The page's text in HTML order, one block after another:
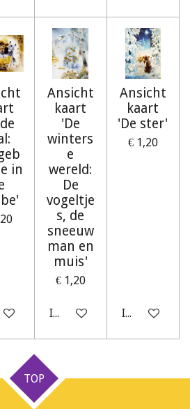
in
Ansicht
kaart
'De
winters
e
wereld:
De
vogeltje
s, de
sneeuw
man en
muis'
€ 1,20
In winkelwagen
Ansicht
kaart
'De ster'
€ 1,20
In
TOP